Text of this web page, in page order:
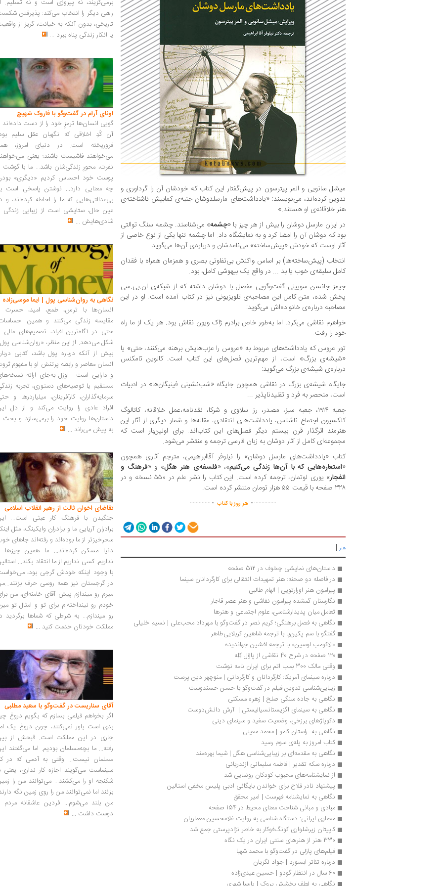
میشل سانویی و المر پیترسون در پیش‌گفتار این کتاب که خودشان آن را گرداوری و
تدوین کرده‌اند، می‌نویسند: «یادداشت‌های مارسلدوشان جنبه‌ی کمابیش ناشناخته‌ی
هنر خلاقانه‌ی او هستند.»
در ایران مارسل دوشان را بیش از هر چیز با «چشمه» می‌شناسند. چشمه سنگ توالتی
بود که دوشان آن را امضا کرد و به نمایشگاه داد. اما چشمه تنها یکی از نوع خاصی از
آثار اوست که خودش «پیش‌ساخته» می‌نامدشان و درباره‌ی آن‌ها می‌گوید:
انتخاب (پیش‌ساخته‌ها) بر اساس واکنش بی‌تفاوتی بصری و همزمان همراه با فقدان
کامل سلیقه‌ی خوب یا بد ... در واقع یک بیهوشی کامل، بود.
جیمز جانسن سویینی گفت‌و‌گویی مفصل با دوشان داشته که از شبکه‌ی ان.بی.سی
پخش شده، متن کامل این مصاحبه‌ی تلویزیونی نیز در کتاب آمده است. او در این
مصاحبه درباره‌ی خانواده‌اش می‌گوید:
خواهرم نقاشی می‌کرد. اما به‌طور خاص برادرم ژاک ویون نقاش بود. هر یک از ما راه
خود را رفت.
تور عروس که یادداشت‌های مربوط به «عروس را عزب‌هایش برهنه می‌کنند، حتی» یا
«شیشه‌ی بزرگ» است، از مهم‌ترین فصل‌های این کتاب است. کالوین تامکنس
درباره‌ی شیشه‌ی بزرگ می‌گوید:
جایگاه شیشه‌ی بزرگ در نقاشی همچون جایگاه «شب‌نشینی فینیگان‌ها» در ادبیات
است، منحصر به فرد و تقلیدناپذیر ...
جعبه‌‌ ۱۹۱۴، جعبه‌ سبز، مصدر، رز سلاوی و شرکا، نقدنامه،عمل خلاقانه، کاتالوگ
کلکسیون اجتماع ناشناس، یادداشت‌های انتقادی، مقاله‌‌ها و شمار دیگری از آثار این
هنرمند اثرگذار قرن بیستم دیگر فصل‌های این کتاب‌اند. برای‬ اولین‬‌بار است که
مجموعه‌‌ای کامل از آثار دوشان به زبان فارسی ترجمه و منتشر می‌‌شود.
کتاب «یادداشت‌های مارسل دوشان» را نیلوفر آقاابراهیمی‬، مترجم آثاری همچون
«استعاره‌‌هایی که با آن‌ها زندگی می‌‌کنیم»‬، «فلسفه‌ی‌ هنر هگل» و «فرهنگ و
انفجار
» یوری لوتمان‬، ترجمه کرده است. این کتاب را نشر علم در ۵۵۰ نسخه و در
۳۲۸ صفحه با قیمت ۵۵ هزار تومان منتشر کرده است.
...............
. هر روز با کتاب .
..............
هنر |
داستان‌های نمایشی چخوف در 512 صفحه
در فاصله دو صحنه: هنر تمهیدات انتقالی برای کارگردانان سینما
پیرامون هنر اورارتویی | الهام طالبی
نگارستان گمشده پیرامون نقاشی و هنر عصر قاجار
تعامل میان پدیدارشناسی، علوم اجتماعی و هنرها
نگاهی به فصل برهنگی؛ کریم نصر در گفت‌وگو با مهرداد محب‌علی | نسیم خلیلی
گفتگو با سم پکین‌پا با ترجمه شاهین کربلایی‌طاهر
«لاکومب لوسین» با ترجمه‌ افشین جهاندیده
۱۲۰ صفحه در شرح 40 نقاشی از پاوْل کِلِه
وقتی مالک 300 بمب اتم برای ایران نامه نوشت
درباره سینمای آمریکا: کارگردانان و کارگردانی | منوچهر دین پرست
زیبایی‌شناسی تدوین فیلم در گفت‌وگو با حسن حسندوست
نگاهی به جاده سنگی صلح | زهره مسکنی
نگاهی به سینمای اگزیستانسیالیستی |  آرش دانش‌دوست
دکوپاژهای برزخی، وضعیت سفید و سینمای دینی
نگاهی به  راستان کامو | محمد معینی
کتاب امروز به پله‌ی سوم رسید
نگاهی به مقدمه‌ای بر زیبایی‌شناسی هگل | شیما بهره‌مند
درباره سکه تقدیر | فاطمه سلیمانی ازندریانی
از نمایشنامه‌های محبوب کودکان رونمایی شد
پیشنهاد نادر فلاح برای خواندن بایگانی ادبی پلیس مخفی استالین
نگاهی به نمایشنامه فهرست | امیر محقق
مبادی و مبانی شناخت معنای محیط در 154 صفحه
معماری ایرانی: دستگاه شناسی به روایت غلامحسین معماریان
کاپیتان زیرشلواری کونگ‌فوکار به خاطر نژادپرستی جمع‌ شد
330 هنر از هنرهای سنتی ایران در یک نگاه
فیلم‌های پازلی در گفت‌وگو با محمد شهبا
درباره تئاتر ابسورد | جواد لگزیان
60 سال در انتظار گودو | حسین عیدی‌زاده
برمی‌گزیند، نه پیروزی است و نه تسلیم.
راهی دیگر را انتخاب می‌کند: پذیرفتن
تاریخی، بدون آنکه به خیانت، گریز از
یا انکار زندگی پناه ببرد ...
اونای آرام در گفت‌وگو با فاروک شهیچ‭
گویی انسان‌ها ترمزِ خود را از دست داده‌اند
آن کُدِ اخلاقی که نگهبان عقل سلیم
فروریخته است. در دنیای امروز،
می‌خواهند فاشیست باشند؛ یعنی
نفرت، محورِ زندگی‌شان باشد... ما با گوشت
پوست خود احساس کردیم «دیگری»
چه معنایی دارد... نوشتن پاسخی است
بی‌عدالتی‌هایی که ما را احاطه کرده‌اند، و
عین حال، ستایشی است از زیبایی زندگی
شادی‌هایش ...
نگاهی به روان‌شناسی پول | ایما موسی‌زاده
انسان‌ها با ترس، طمع، امید، حسرت
مقایسه زندگی می‌کنند و همین
حتی در آگاه‌ترین افراد، تصمیم‌های مالی
شکل می‌دهد. از این منظر، «روان‌شناسی
بیش از آنکه درباره پول باشد، کتابی
انسان معاصر و رابطه پرتنش او با مفهوم
و دارایی است... اوزل به‌جای ارائه
مستقیم یا توصیه‌های دستوری، تجربه
سرمایه‌گذاران، کارآفرینان، میلیاردرها و
افراد عادی را روایت می‌کند و از دل
داستان‌ها روایت خود را برمی‌سازد و بحث
به پیش می‌راند ...
تقاضای اخوان ثالث از رهبر انقلاب اسلامی
جنگیدن با فرهنگ کار عبثی است...
برادران آریایی ما و برادران وایکینگ، مثل
سحرخیزتر از ما بوده‌اند و رفته‌اند جاهای
دنیا مسکن کرده‌اند... ما همین چیزها
نداریم. کسی نداریم از ما انتقاد بکند...
با وجود اینکه خودش گرجی بود،
در گرجستان نیز همه روسی حرف
میرم رو میندازم پیش آقای خامنه‌ای، من
خودم رو نینداخته‌ام برای تو و امثال تو
رو میندازم... به شرطی که شماها برگردید
مملکت خودتان خدمت کنید ...
آقای سناریست در گفت‌وگو با سعید مطلبی
اگر بخواهم فیلمی بسازم که بگویم دروغ
بدی است باور نمی‌کنند، چون دروغ یک
جاری در این مملکت است. قبحش از
رفته... ما بچه‌مسلمان بودیم. اما می‌گفتند
مسلمان نیست... وقتی به آدمی که در
سینماست می‌گویند اجازه کار نداری، یعنی
شکنجه او را می‌کشند... می‌توانند من را
بزنند اما نمی‌توانند من را روی زمین نگه
من بلند می‌شوم... فردین عاشقانه مردم
دوست داشت ...